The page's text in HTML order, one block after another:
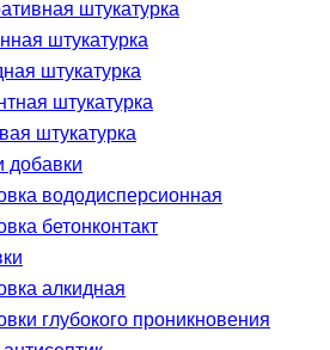
штукатурка
штукатурка
штукатурка
штукатурка
штукатурка
добавки
вододисперсионная
бетонконтакт
алкидная
глубокого проникновения